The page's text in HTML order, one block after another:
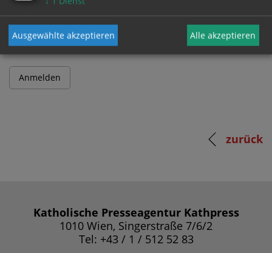
zurück
Katholische Presseagentur Kathpress
1010 Wien, Singerstraße 7/6/2
Tel: +43 / 1 / 512 52 83
Ausgewählte akzeptieren Alle akzeptieren